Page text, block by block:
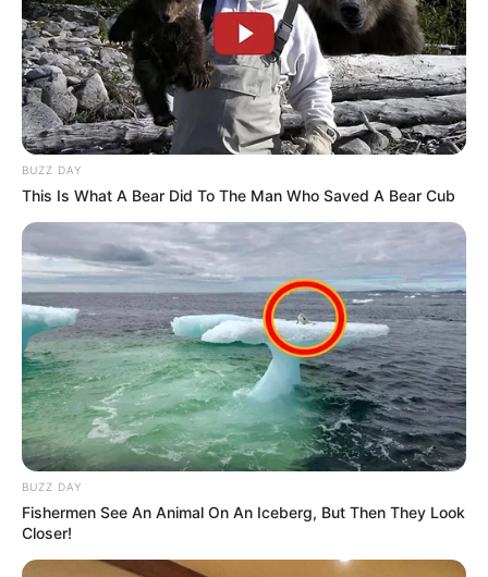
BUZZ DAY
This Is What A Bear Did To The Man Who Saved A Bear Cub
BUZZ DAY
Fishermen See An Animal On An Iceberg, But Then They Look
Closer!